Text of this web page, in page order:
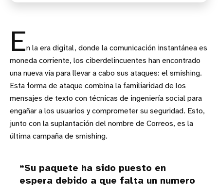
Educación y Concienciación
En la era digital, donde la comunicación instantánea es
moneda corriente, los ciberdelincuentes han encontrado
una nueva vía para llevar a cabo sus ataques: el smishing.
Esta forma de ataque combina la familiaridad de los
mensajes de texto con técnicas de ingeniería social para
engañar a los usuarios y comprometer su seguridad. Esto,
junto con la suplantación del nombre de Correos, es la
última campaña de smishing.
Su paquete ha sido puesto en
espera debido a que falta un numero